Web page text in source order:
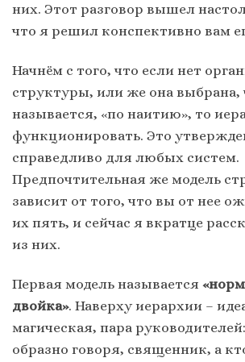
них. Этот разговор вышел
что я решил конспективно вам
Начнём с того, что если нет
структуры, или же она выбрана,
называется, «по наитию», то
функционировать. Это
справедливо для любых систем.
Предпочтительная же модель
зависит от того, что вы от нее
их пять, и сейчас я вкратце
из них.
Первая модель называется
двойка». Наверху иерархии –
магическая, пара
образно говоря, священник, а